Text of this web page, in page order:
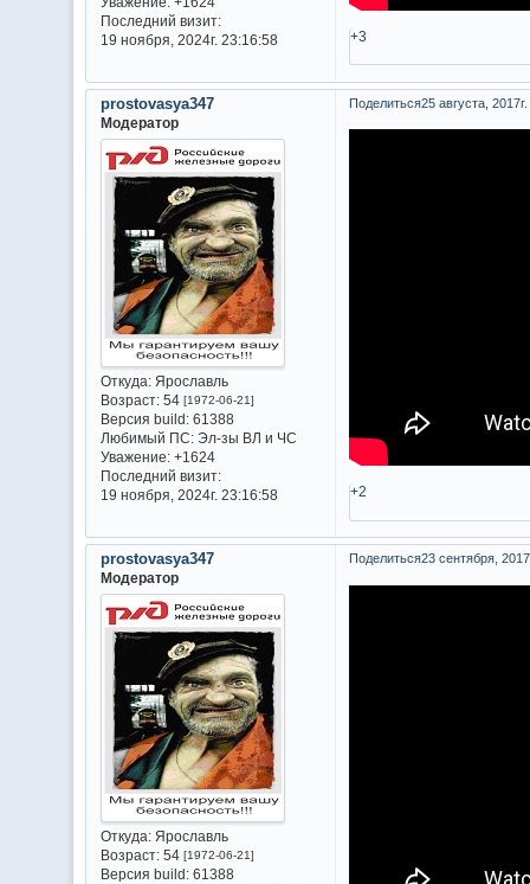
Последний визит:
19 ноября, 2024г. 23:16:58
+3
Поделиться25 августа,
prostovasya347
Модератор
Откуда:Ярославль
Возраст:54 [1972-06-21]
Версия build:61388
Любимый ПС:Эл-зы ВЛ и ЧС
Уважение: +1624
Последний визит:
19 ноября, 2024г. 23:16:58
+2
Поделиться23 сентября,
prostovasya347
Модератор
Откуда:Ярославль
Возраст:54 [1972-06-21]
Версия build:61388